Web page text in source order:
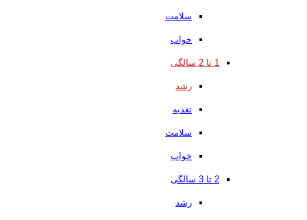
سلامت
خواب
1 تا 2 سالگی
رشد
تغذیه
سلامت
خواب
2 تا 3 سالگی
رشد